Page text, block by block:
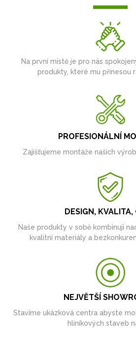
Na první místě je pro nás
produkty, které mu přinesou
PROFESIONÁLNÍ
Zajišťujeme montáže našich
DESIGN, KVALITA,
Naše produkty v sobě kombinují
kvalitní materiály a
NEJVĚTŠÍ
Stavíme ukázková centra abyste
hliníkových staveb